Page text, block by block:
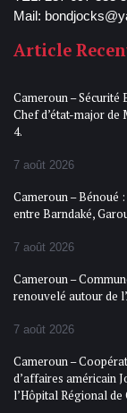
Mail:
Article
Cameroun –
Chef d’état-major de
4.
7 août 2026
Cameroun – Bénoué
entre Barndaké,
7 août 2026
Cameroun –
renouvelé autour de
7 août 2026
Cameroun –
d’affaires américain
l’Hôpital Régional de